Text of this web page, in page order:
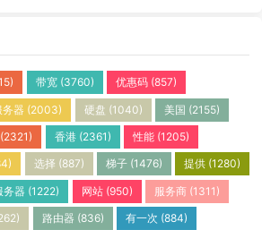
带宽(3760) 优惠码(857)
器 (2003) 硬盘 (1040) 美国 (2155)
(2321) 香港(2361) 性能(1205)
选择 (887) 梯子(1476) 提供 (1280)
务器 (1222) 网站(950) 服务商(1311)
路由器 (836) 有一次 (884)